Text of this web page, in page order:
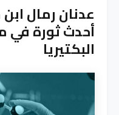
عدنان رمال
أحدث ثورة في
البكتيريا